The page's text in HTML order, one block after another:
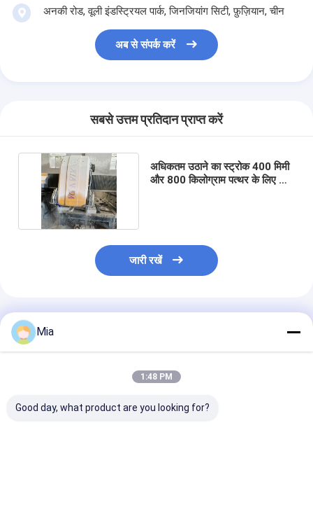
अनकी रोड, वूली इंडस्ट्रियल पार्क, जिनजियांग सिटी, फ़ुज़ियान, चीन
अब से संपर्क करें
सबसे उत्तम प्रतिदान प्राप्त करें
अधिकतम उठाने का स्ट्रोक 400 मिमी
और 800 किलोग्राम पत्थर के लिए भारी
जारी रखें
अनुशंसित उत्पाद
Mia
1:48 PM
Good day, what product are you looking for?